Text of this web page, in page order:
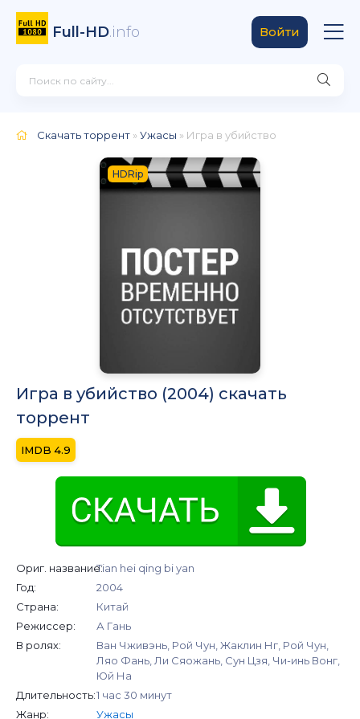
Full-HD.info Войти
Скачать торрент »Ужасы » Игра в убийство
HDRip
Игра в убийство (2004) скачать
торрент
4.9
Ориг. название:Tian hei qing bi yan
Год:
2004
Страна:
Китай
Режиссер:
А Гань
В ролях:
Ван Чживэнь, Рой Чун, Жаклин Нг, Рой Чун,
Ляо Фань, Ли Сяожань, Сун Цзя, Чи-инь Вонг,
Юй На
Длительность:1 час 30 минут
Жанр:
Ужасы